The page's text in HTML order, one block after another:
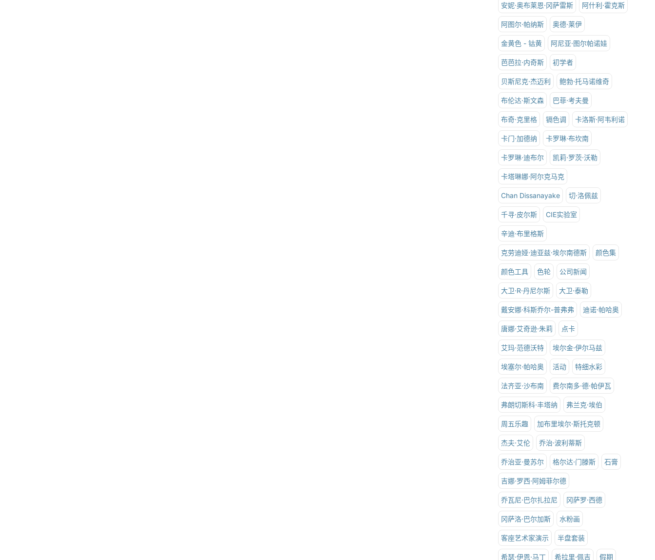
安妮·奥布莱恩·冈萨雷斯 阿什利·霍克斯
阿图尔·帕纳斯 奥德·莱伊
金黄色 - 钴黄 阿尼亚·图尔帕诺娃
芭芭拉·内奇斯 初学者
贝斯尼克·杰迈利 鲍勃·托马诺维奇
布伦达·斯文森 巴菲·考夫曼
布奇·克里格 镉色调 卡洛斯·阿韦利诺
卡门·加德纳 卡罗琳·布坎南
卡罗琳·迪布尔 凯莉·罗茨·沃勒
卡塔琳娜·阿尔克马克
Chan Dissanayake 切·洛佩兹
千寻·皮尔斯 CIE实验室
辛迪·布里格斯
克劳迪娅·迪亚兹·埃尔南德斯 颜色集
颜色工具 色轮 公司新闻
大卫·R·丹尼尔斯 大卫·泰勒
戴安娜·科斯乔尔-普弗弗 迪诺·帕哈奥
唐娜·艾奇逊·朱莉 点卡
艾玛·范德沃特 埃尔金·伊尔马兹
埃塞尔·帕哈奥 活动 特细水彩
法齐亚·沙布南 费尔南多·德·帕伊瓦
弗朗切斯科·丰塔纳 弗兰克·埃伯
周五乐趣 加布里埃尔·斯托克顿
杰夫·艾伦 乔治·波利蒂斯
乔治亚·曼苏尔 格尔达·门滕斯 石膏
吉娜·罗西·阿姆菲尔德
乔瓦尼·巴尔扎拉尼 冈萨罗·西德
冈萨洛·巴尔加斯 水粉画
客座艺术家演示 半盘套装
希瑟·伊恩·马丁 希拉里·佩吉 假期